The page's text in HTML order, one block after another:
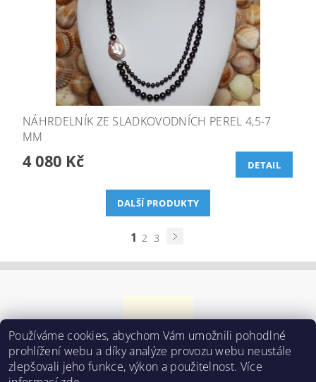
NÁHRDELNÍK ZE SLADKOVODNÍCH PEREL 4,5-7
MM
4 080 Kč DETAIL
DALŠÍ PRODUKTY
1 2 3
Používáme cookies, abychom Vám umožnili pohodlné
prohlížení webu a díky analýze provozu webu neustále
zlepšovali jeho funkce, výkon a použitelnost. Více